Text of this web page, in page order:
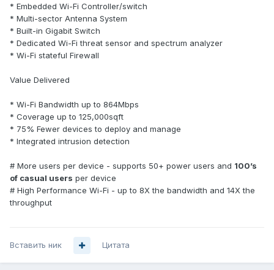
* Embedded Wi-Fi Controller/switch
* Multi-sector Antenna System
* Built-in Gigabit Switch
* Dedicated Wi-Fi threat sensor and spectrum analyzer
* Wi-Fi stateful Firewall
Value Delivered
* Wi-Fi Bandwidth up to 864Mbps
* Coverage up to 125,000sqft
* 75% Fewer devices to deploy and manage
* Integrated intrusion detection
# More users per device - supports 50+ power users and 100’s
of casual users per device
# High Performance Wi-Fi - up to 8X the bandwidth and 14X the
throughput
Вставить ник Цитата